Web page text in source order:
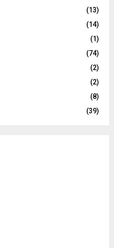
(13)
(14)
(1)
(74)
(2)
(2)
(8)
(39)